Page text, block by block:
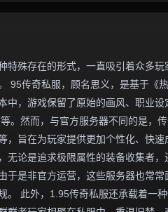
特殊存在的形式，一直吸引着众多
95传奇私服，顾名思义，是基于《
中，游戏保留了原始的画风、职业
。然而，与官方服务器不同的是，
，旨在为玩家提供更加个性化、快
无论是追求极限属性的装备收集者
于是非官方运营，这些服务器也常
。 此外，1.95传奇私服还承载着一